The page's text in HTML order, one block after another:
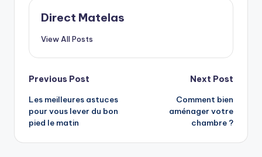
Direct Matelas
View All Posts
Previous Post
Les meilleures astuces
pour vous lever du bon
pied le matin
Next Post
Comment bien
aménager votre
chambre ?